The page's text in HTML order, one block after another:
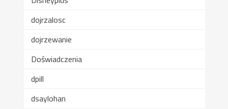
dojrzalosc
dojrzewanie
Doświadczenia
dpill
dsaylohan